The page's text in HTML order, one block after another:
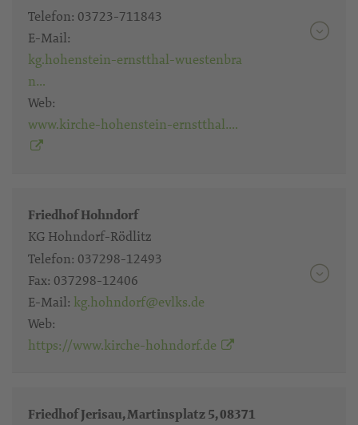
Telefon: 03723-711843
E-Mail:
kg.hohenstein-ernstthal-wuestenbra
n…
Web:
www.kirche-hohenstein-ernstthal….
Friedhof Hohndorf
KG Hohndorf-Rödlitz
Telefon: 037298-12493
Fax: 037298-12406
E-Mail: kg.hohndorf@evlks.de
Web:
https://www.kirche-hohndorf.de
Friedhof Jerisau, Martinsplatz 5, 08371